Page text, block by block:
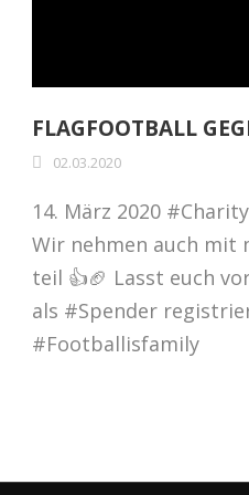
FLAGFOOTBALL
02.03.2020
14. März 2020
Wir nehmen auch mit
teil 👍🏈 Lasst euch
als #Spender
#Footballisfamily